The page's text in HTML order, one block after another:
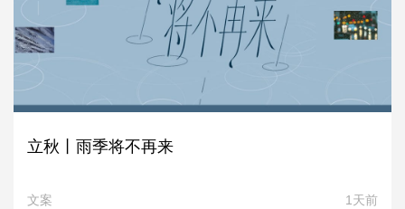
立秋丨雨季将不再来
文案 1天前